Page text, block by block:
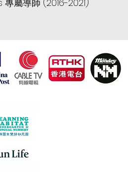
屬導師 (2016-2021)